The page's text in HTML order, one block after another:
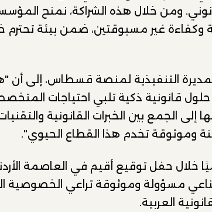
ومن خلال هذه الشراكة، نمنح
وكفاءة غير مسبوقتين، ضمن بيئة
التنفيذية لمنصة قسطاس، إلى أن
قانونية ذكية تلبي احتياجات
إلى الجمع بين الخبرات القانونية
وموثوقة تخدم هذا القطاع الحيوي".
خلال حفل توقيع أقيم في العاصمة
مسؤولة وموثوقة تراعي الخصوصية
العربية.